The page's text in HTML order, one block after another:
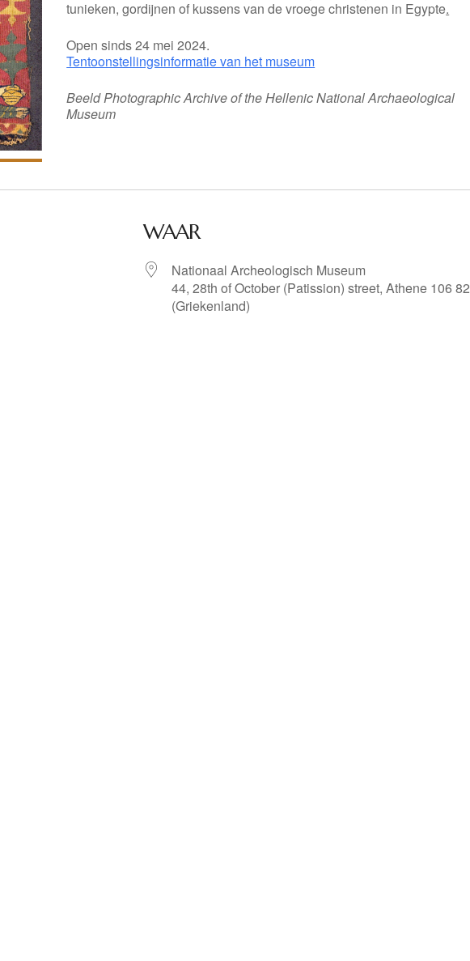
tunieken, gordijnen of kussens van de vroege christenen in Egypte.
Open sinds 24 mei 2024.
Tentoonstellingsinformatie van het museum
Beeld Photographic Archive of the Hellenic National Archaeological
Museum
WAAR
Nationaal Archeologisch Museum
44, 28th of October (Patission) street, Athene 106 82
(Griekenland)